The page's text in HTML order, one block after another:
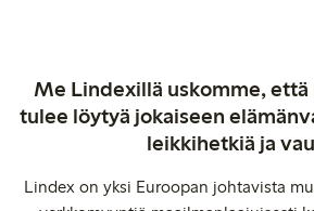
Me Lindexillä uskomme,
tulee löytyä jokaiseen
leikkihetkiä ja
Lindex on yksi Euroopan johtavista